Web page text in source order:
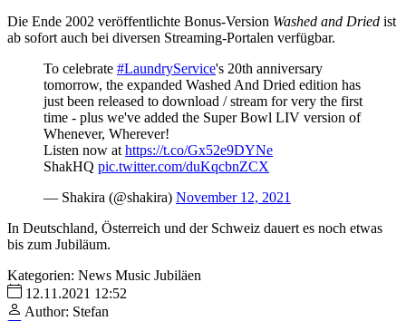
Die Ende 2002 veröffentlichte Bonus-Version Washed and Dried ist
ab sofort auch bei diversen Streaming-Portalen verfügbar.
To celebrate #LaundryService's 20th anniversary
tomorrow, the expanded Washed And Dried edition has
just been released to download / stream for very the first
time - plus we've added the Super Bowl LIV version of
Whenever, Wherever!
Listen now at https://t.co/Gx52e9DYNe
ShakHQ pic.twitter.com/duKqcbnZCX
— Shakira (@shakira) November 12, 2021
In Deutschland, Österreich und der Schweiz dauert es noch etwas
bis zum Jubiläum.
Kategorien: News Music Jubiläen
12.11.2021 12:52
Author: Stefan